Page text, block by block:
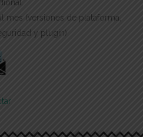
mes (versiones de plataforma,
y plugin)